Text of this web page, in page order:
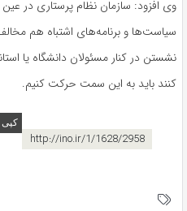
وی افزود: سازمان نظام پرستاری در
سیاست‌ها و برنامه‌های اشتباه هم
نشستن در کنار مسئولان دانشگاه یا
کنند باید به این سمت حرکت کنیم.
http://ino.ir/1/1628/2958